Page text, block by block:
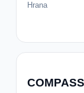
Hrana